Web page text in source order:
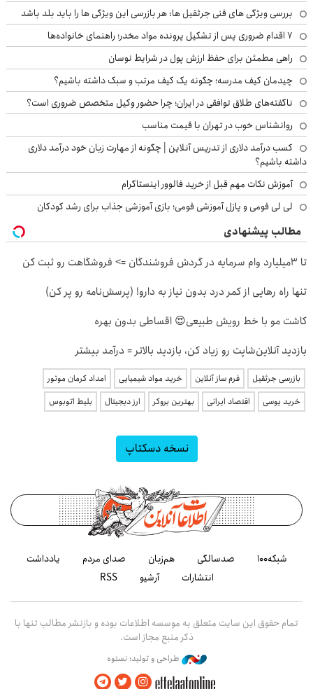
بررسی ویژگی های فنی جرثقیل ها: هر بازرسی این ویژگی ها را باید بلد باشد
۷ اقدام ضروری پس از تشکیل پرونده مواد مخدر؛ راهنمای خانواده‌ها
راهی مطمئن برای حفظ ارزش پول در شرایط نوسان
چیدمان کیف مدرسه؛ چگونه یک کیف مرتب و سبک داشته باشیم؟
ناگفته‌های طلاق توافقی در ایران؛ چرا حضور وکیل متخصص ضروری است؟
روانشناس خوب در تهران با قیمت مناسب
کسب درآمد دلاری از تدریس آنلاین | چگونه از مهارت زبان خود درآمد دلاری
داشته باشیم؟
آموزش نکات مهم قبل از خرید فالوور اینستاگرام
لی لی فومی و پازل آموزشی فومی؛ بازی آموزشی جذاب برای رشد کودکان
مطالب پیشنهادی
تا 3میلیارد وام سرمایه در گردش فروشندگان => فروشگاهت رو ثبت کن
تنها راه رهایی از کمر درد بدون نیاز به دارو! (پرسش‌نامه رو پر کن)
کاشت مو با خط رویش طبیعی😍 اقساطی بدون بهره
بازدید آنلاین‌شاپت رو زیاد کن، بازدید بالاتر = درآمد بیشتر
بازرسی جرثقیل فرم ساز آنلاین خرید مواد شیمیایی
امداد کرمان موتور
خرید یوسی
اقتصاد ایرانی بهترین بروکر ارز دیجیتال بلیط اتوبوس
نسخه دسکتاپ
شبکه۱۰۰ صدسالگی هم‌زبان صدای مردم
یادداشت
انتشارات
آرشیو RSS
تمام حقوق این سایت متعلق به موسسه اطلاعات بوده و بازنشر مطالب تنها با
ذکر منبع مجاز است.
طراحی و تولید: نستوه